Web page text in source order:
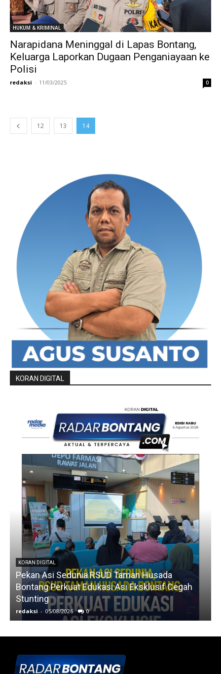
HUKUM & KRIMINAL
Narapidana Meninggal di Lapas Bontang,
Keluarga Laporkan Dugaan Penganiayaan ke
Polisi
redaksi - 11/03/2025 0
12 13 14
KORAN DIGITAL
KORAN DIGITAL
Pekan Asi Sedunia RSUD Taman Husada
Bontang Perkuat Edukasi Asi Eksklusif Cegah
Stunting
redaksi - 05/08/2026 0